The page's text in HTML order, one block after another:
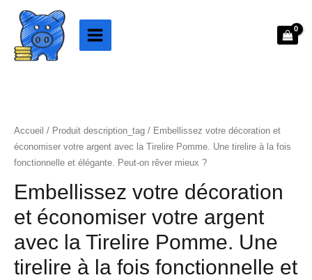
contenu
Accueil / Produit description_tag / Embellissez votre décoration et
économiser votre argent avec la Tirelire Pomme. Une tirelire à la fois
fonctionnelle et élégante. Peut-on rêver mieux ?
Embellissez votre décoration
et économiser votre argent
avec la Tirelire Pomme. Une
tirelire à la fois fonctionnelle et